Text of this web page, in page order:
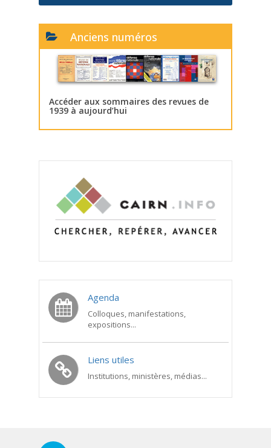
Anciens numéros
Accéder aux sommaires des revues de
1939 à aujourd’hui
Agenda
Colloques, manifestations,
expositions...
Liens utiles
Institutions, ministères, médias...